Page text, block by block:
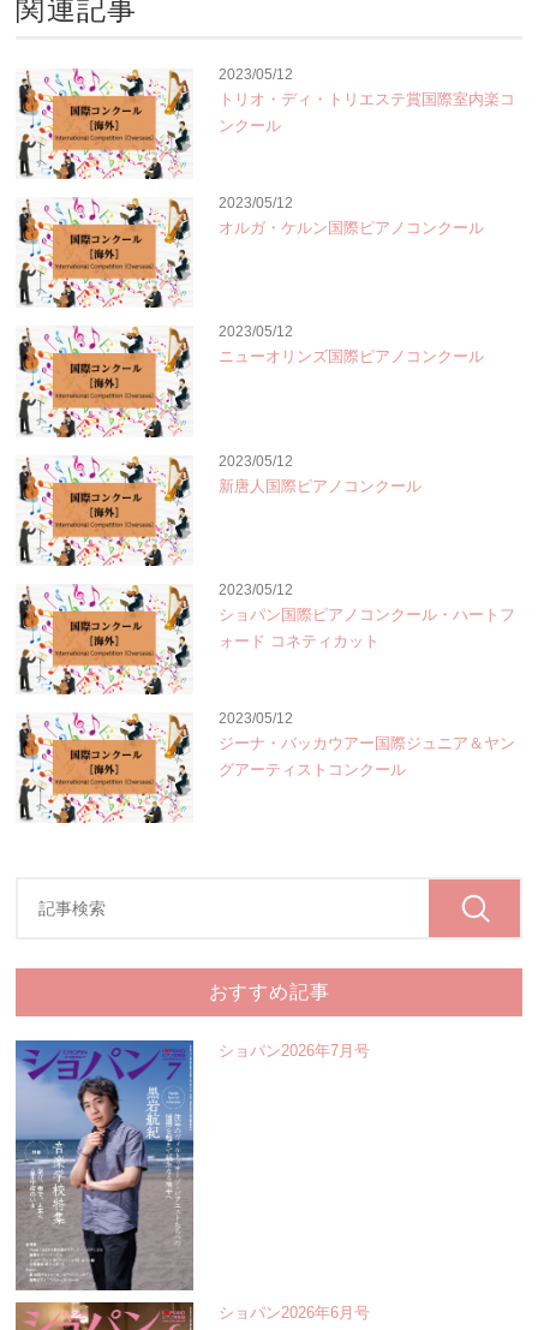
関連記事
2023/05/12
トリオ・ディ・トリエステ賞国際室内楽コ
ンクール
2023/05/12
オルガ・ケルン国際ピアノコンクール
2023/05/12
ニューオリンズ国際ピアノコンクール
2023/05/12
新唐人国際ピアノコンクール
2023/05/12
ショパン国際ピアノコンクール・ハートフ
ォード コネティカット
2023/05/12
ジーナ・バッカウアー国際ジュニア＆ヤン
グアーティストコンクール
おすすめ記事
ショパン2026年7月号
ショパン2026年6月号